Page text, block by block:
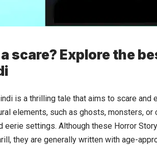
scare? Explore the
is a thrilling tale that aims to scare and
elements, such as ghosts, monsters, or
settings. Although these Horror
they are generally written with age-